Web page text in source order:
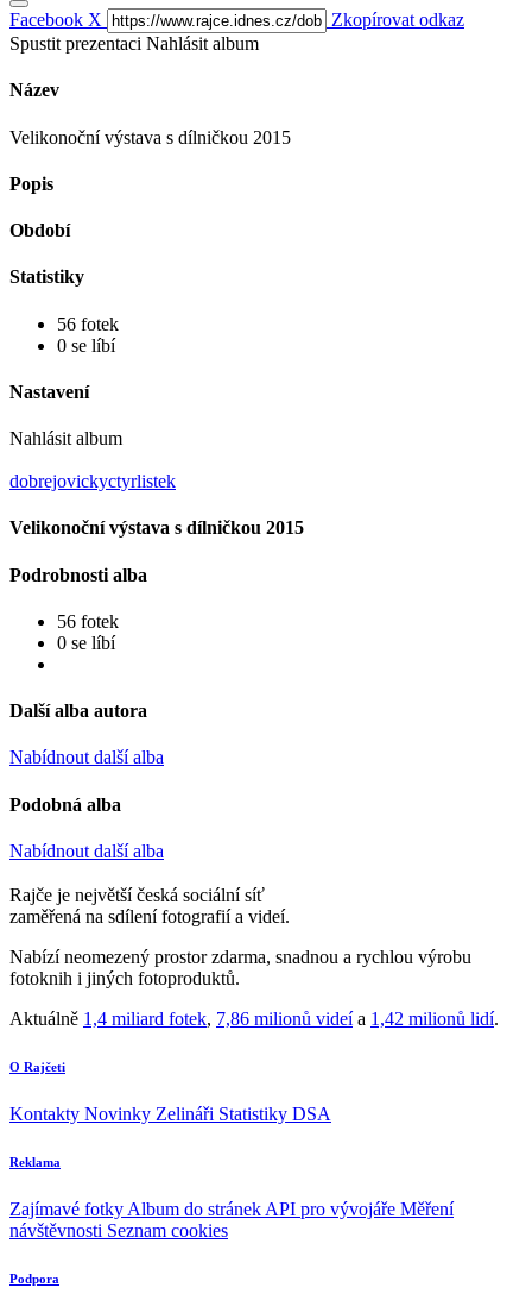
Facebook X
Zkopírovat odkaz
Spustit prezentaci Nahlásit album
Název
Velikonoční výstava s dílničkou 2015
Popis
Období
Statistiky
56 fotek
0 se líbí
Nastavení
Nahlásit album
dobrejovickyctyrlistek
Velikonoční výstava s dílničkou 2015
Podrobnosti alba
56 fotek
0 se líbí
Další alba autora
Nabídnout další alba
Podobná alba
Nabídnout další alba
Rajče je největší česká sociální síť
zaměřená na sdílení fotografií a videí.
Nabízí neomezený prostor zdarma, snadnou a rychlou výrobu
fotoknih i jiných fotoproduktů.
Aktuálně 1,4 miliard fotek, 7,86 milionů videía 1,42 milionů lidí.
O Rajčeti
Kontakty Novinky Zelináři Statistiky DSA
Reklama
Zajímavé fotky Album do stránek API pro vývojáře Měření
návštěvnosti Seznam cookies
Podpora